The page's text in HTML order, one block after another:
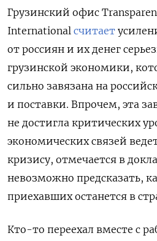
Грузинский офис
International считает
от россиян и их денег
грузинской экономики,
сильно завязана на
и поставки. Впрочем, эта
не достигла критических
экономических связей
кризису, отмечается в
невозможно предсказать,
приехавших останется в
Кто-то переехал вместе с